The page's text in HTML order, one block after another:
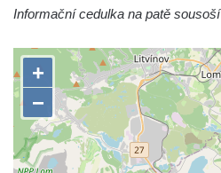
Informační cedulka na patě sousoší